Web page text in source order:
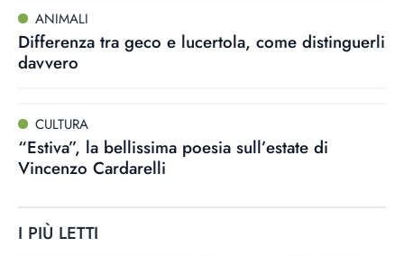
ANIMALI
Differenza tra geco e lucertola, come distinguerli
davvero
CULTURA
“Estiva”, la bellissima poesia sull’estate di
Vincenzo Cardarelli
I PIÙ LETTI